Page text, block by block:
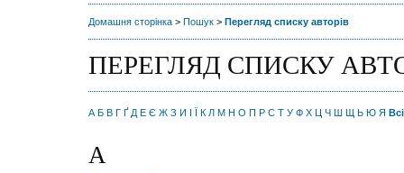
Домашня сторінка > Пошук > Перегляд списку авторів
ПЕРЕГЛЯД СПИСКУ
А Б В Г Ґ Д Е Є Ж З И І Ї К Л М Н О П Р С Т У Ф Х Ц Ч Ш Щ Ь Ю Я Всі
A